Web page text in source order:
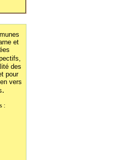
et
des
pour
vers
.
: